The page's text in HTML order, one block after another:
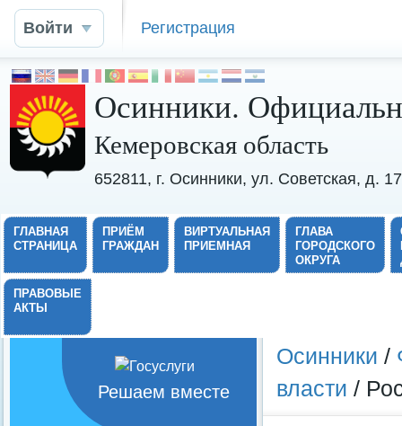
Войти Регистрация
Осинники.
Кемеровская область
652811, г. Осинники, ул. Советская, д.
ГЛАВНАЯ
СТРАНИЦА
ПРИЁМ
ГРАЖДАН
ВИРТУАЛЬНАЯ
ПРИЕМНАЯ
ГЛАВА
ГОРОДСКОГО
ОКРУГА
ПРАВОВЫЕ
АКТЫ
Осинники /
власти /
Решаем вместе